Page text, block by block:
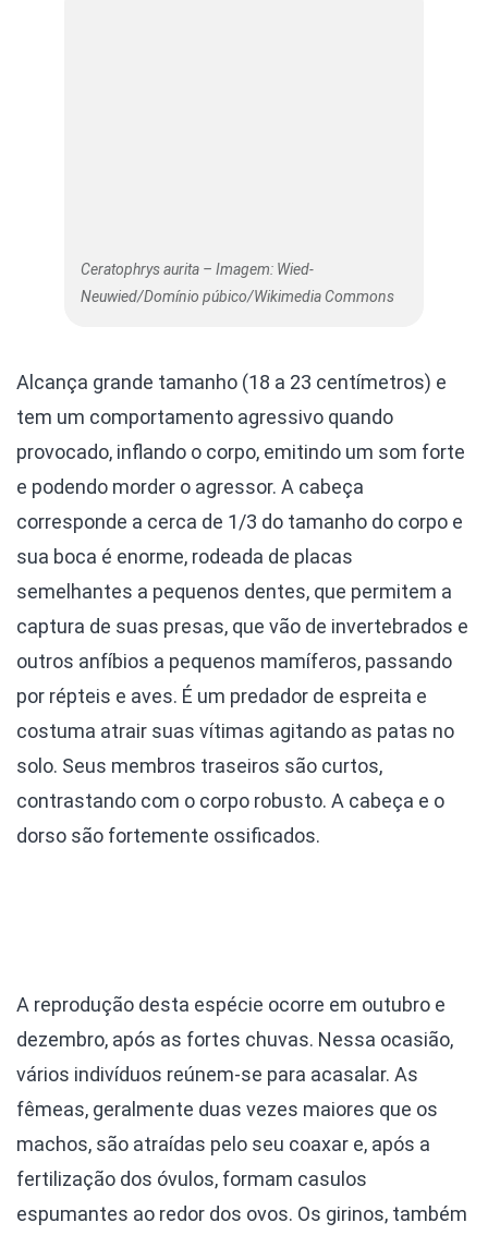
Ceratophrys aurita – Imagem: Wied-
Neuwied/Domínio púbico/Wikimedia Commons
Alcança grande tamanho (18 a 23 centímetros) e
tem um comportamento agressivo quando
provocado, inflando o corpo, emitindo um som forte
e podendo morder o agressor. A cabeça
corresponde a cerca de 1/3 do tamanho do corpo e
sua boca é enorme, rodeada de placas
semelhantes a pequenos dentes, que permitem a
captura de suas presas, que vão de invertebrados e
outros anfíbios a pequenos mamíferos, passando
por répteis e aves. É um predador de espreita e
costuma atrair suas vítimas agitando as patas no
solo. Seus membros traseiros são curtos,
contrastando com o corpo robusto. A cabeça e o
dorso são fortemente ossificados.
A reprodução desta espécie ocorre em outubro e
dezembro, após as fortes chuvas. Nessa ocasião,
vários indivíduos reúnem-se para acasalar. As
fêmeas, geralmente duas vezes maiores que os
machos, são atraídas pelo seu coaxar e, após a
fertilização dos óvulos, formam casulos
espumantes ao redor dos ovos. Os girinos, também